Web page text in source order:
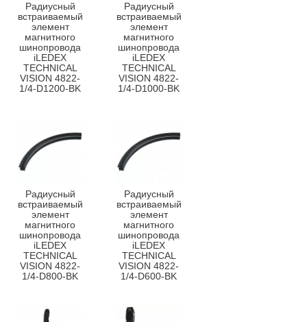
Радиусный
встраиваемый
элемент
магнитного
шинопровода
iLEDEX
TECHNICAL
VISION 4822-
1/4-D1200-BK
Радиусный
встраиваемый
элемент
магнитного
шинопровода
iLEDEX
TECHNICAL
VISION 4822-
1/4-D1000-BK
Радиусный
встраиваемый
элемент
магнитного
шинопровода
iLEDEX
TECHNICAL
VISION 4822-
1/4-D800-BK
Радиусный
встраиваемый
элемент
магнитного
шинопровода
iLEDEX
TECHNICAL
VISION 4822-
1/4-D600-BK